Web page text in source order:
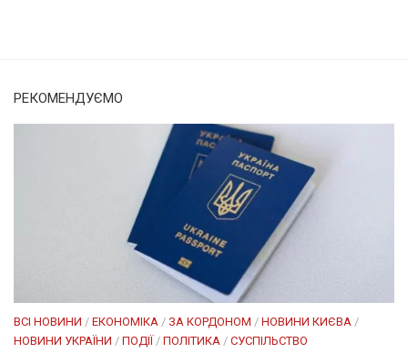
РЕКОМЕНДУЄМО
ВСІ НОВИНИ / ЕКОНОМІКА / ЗА КОРДОНОМ / НОВИНИ КИЄВА /
НОВИНИ УКРАЇНИ / ПОДІЇ / ПОЛІТИКА / СУСПІЛЬСТВО